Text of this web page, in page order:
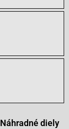
Náhradné diely